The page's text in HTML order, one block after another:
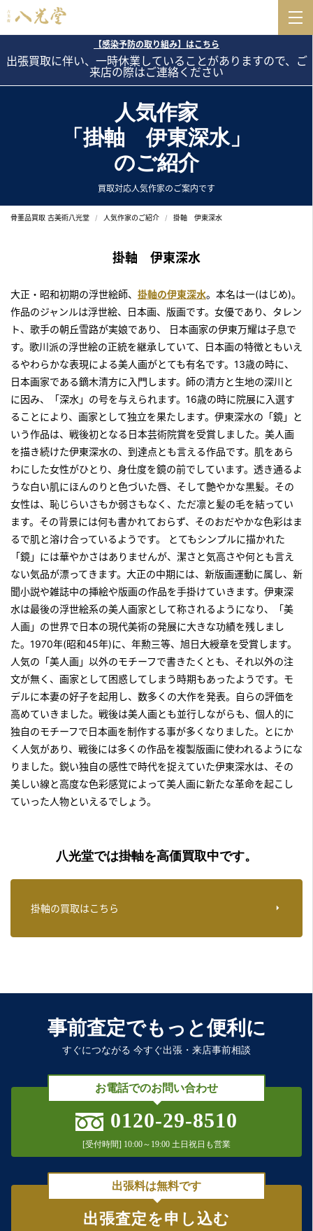
【感染予防の取り組み】はこちら
出張買取に伴い、一時休業していることがありますので、ご
来店の際はご連絡ください
人気作家
「掛軸 伊東深水」
のご紹介
買取対応人気作家のご案内です
骨董品買取 古美術八光堂 人気作家のご紹介 掛軸 伊東深水
掛軸 伊東深水
大正・昭和初期の浮世絵師、 掛軸の伊東深水。本名は一(はじめ)。
作品のジャンルは浮世絵、日本画、版画です。女優であり、タレン
ト、歌手の朝丘雪路が実娘であり、 日本画家の伊東万耀は子息で
す。歌川派の浮世絵の正統を継承していて、日本画の特徴ともいえ
るやわらかな表現による美人画がとても有名です。13歳の時に、
日本画家である鏑木清方に入門します。師の清方と生地の深川と
に因み、「深水」の号を与えられます。16歳の時に院展に入選す
ることにより、画家として独立を果たします。伊東深水の「鏡」と
いう作品は、戦後初となる日本芸術院賞を受賞しました。美人画
を描き続けた伊東深水の、到達点とも言える作品です。肌をあら
わにした女性がひとり、身仕度を鏡の前でしています。透き通るよ
うな白い肌にほんのりと色づいた唇、そして艶やかな黒髪。その
女性は、恥じらいさもか弱さもなく、ただ凛と髪の毛を結ってい
ます。その背景には何も書かれておらず、そのおだやかな色彩はま
るで肌と溶け合っているようです。 とてもシンプルに描かれた
「鏡」には華やかさはありませんが、潔さと気高さや何とも言え
ない気品が漂ってきます。大正の中期には、新版画運動に属し、新
聞小説や雑誌中の挿絵や版画の作品を手掛けていきます。伊東深
水は最後の浮世絵系の美人画家として称されるようになり、「美
人画」の世界で日本の現代美術の発展に大きな功績を残しまし
た。1970年(昭和45年)に、年勲三等、旭日大綬章を受賞します。
人気の「美人画」以外のモチーフで書きたくとも、それ以外の注
文が無く、画家として困惑してしまう時期もあったようです。モ
デルに本妻の好子を起用し、数多くの大作を発表。自らの評価を
高めていきました。戦後は美人画とも並行しながらも、個人的に
独自のモチーフで日本画を制作する事が多くなりました。とにか
く人気があり、戦後には多くの作品を複製版画に使われるようにな
りました。鋭い独自の感性で時代を捉えていた伊東深水は、その
美しい線と高度な色彩感覚によって美人画に新たな革命を起こし
ていった人物といえるでしょう。
八光堂では掛軸を高価買取中です。
掛軸の買取はこちら
事前査定でもっと便利に
すぐにつながる 今すぐ出張・来店事前相談
お電話でのお問い合わせ
0120-29-8510
[受付時間] 10:00～19:00 土日祝日も営業
出張料は無料です
出張査定を申し込む